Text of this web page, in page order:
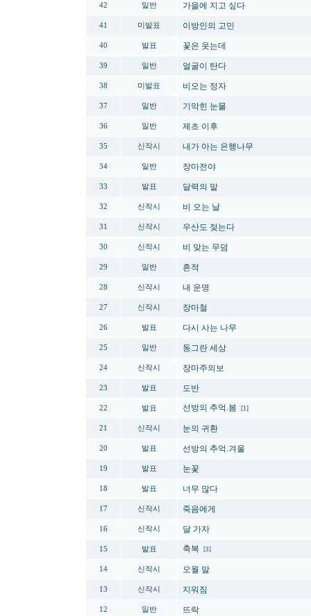
42 일반 가을에 지고 싶다
41 미발표 이방인의 고민
40 발표 꽃은 웃는데
39 일반 얼굴이 탄다
38 미발표 비오는 정자
37 일반 기막힌 눈물
36 일반 제초 이후
35 신작시 내가 아는 은행나무
34 일반 장마전야
33 발표 달력의 말
32 신작시 비 오는 날
31 신작시 우산도 젖는다
30 신작시 비 맞는 무덤
29 일반 흔적
28 신작시 내 운명
27 신작시 장마철
26 발표 다시 사는 나무
25 일반 동그란 세상
24 신작시 장마주의보
23 발표 도반
22 발표 선방의 추억.봄 [1]
21 신작시 눈의 귀환
20 발표 선방의 추억.겨울
19 발표 눈꽃
18 발표 너무 많다
17 신작시 죽음에게
16 신작시 달 가자
15 발표 축복 [3]
14 신작시 오월 말
13 신작시 지워짐
12 일반 뜨락